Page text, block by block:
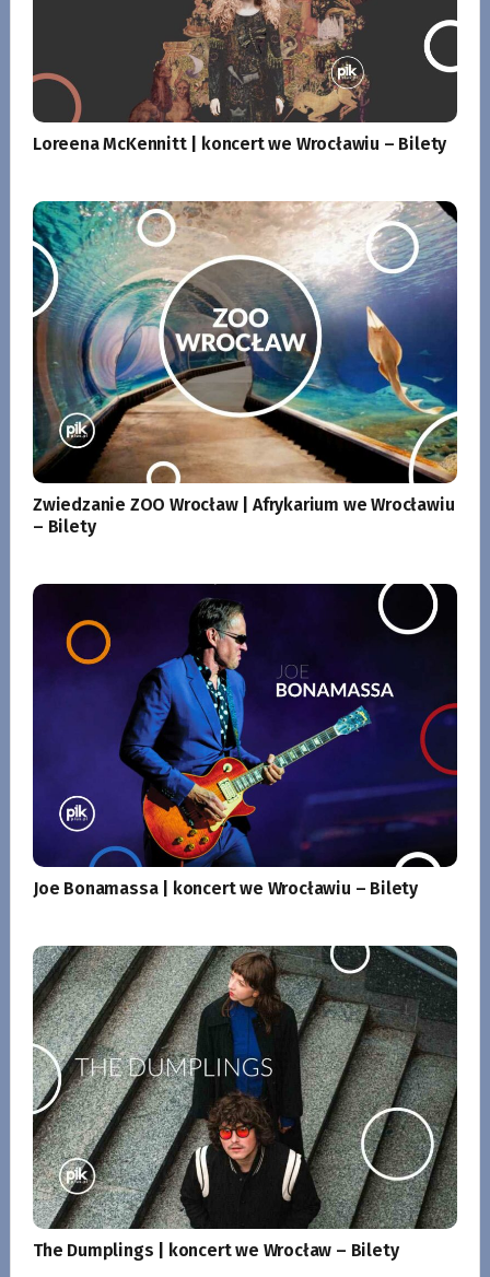
Loreena McKennitt | koncert we Wrocławiu – Bilety
Zwiedzanie ZOO Wrocław | Afrykarium we Wrocławiu
– Bilety
Joe Bonamassa | koncert we Wrocławiu – Bilety
The Dumplings | koncert we Wrocław – Bilety